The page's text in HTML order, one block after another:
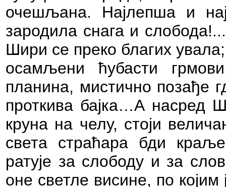
очешљана. Најлепша и
зародила снага и
Шири се преко благих увала;
осамљени ћубасти
планина, мистично позађе
проткива бајка…А насред
круна на челу, стоји
света страћара бди
ратује за слободу и за
оне светле висине, по